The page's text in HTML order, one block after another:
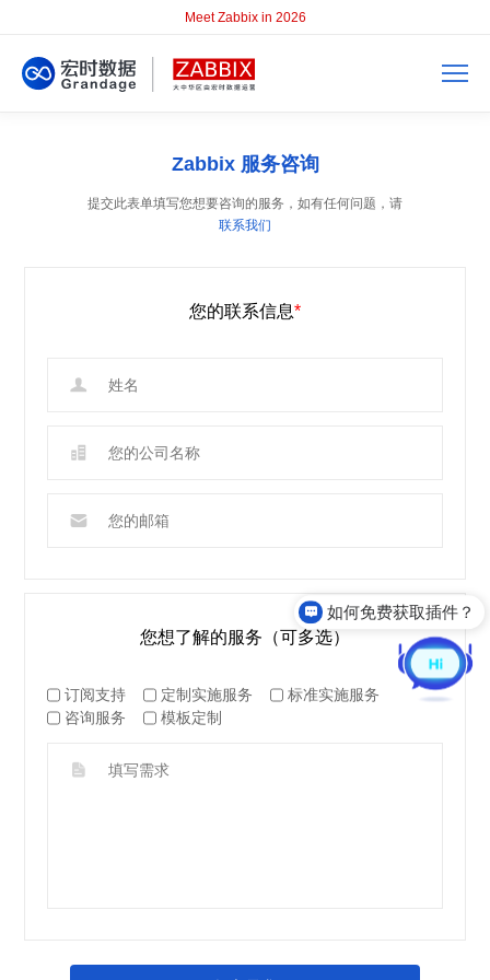
Meet Zabbix in 2026
Zabbix 服务咨询
提交此表单填写您想要咨询的服务，如有任何问题，请
联系我们
您的联系信息*
您想了解的服务（可多选）
订阅支持 定制实施服务
标准实施服务
咨询服务
模板定制
如何免费获取插件？